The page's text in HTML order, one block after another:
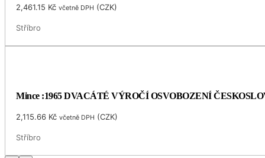
2,461.15 Kč včetně DPH (CZK)
Stříbro
Mince :1965 DVACÁTÉ VÝROČÍ OSVOBOZENÍ
2,115.66 Kč včetně DPH (CZK)
Stříbro